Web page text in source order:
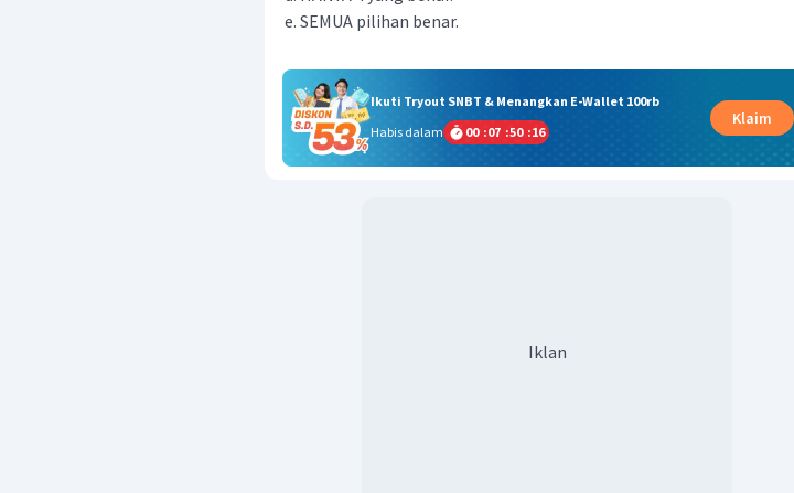
SEMUA pilihan benar.
Ikuti Tryout SNBT & Menangkan E-Wallet 100rb
Habis dalam
00 :07 :50 :15
Klaim
Iklan